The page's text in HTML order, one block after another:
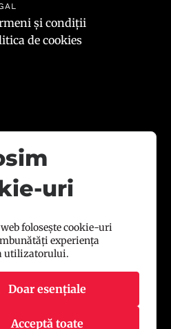
și condiții
de cookies
uri
folosește cookie-uri
experiența
utilizatorului.
Doar esențiale
Acceptă toate